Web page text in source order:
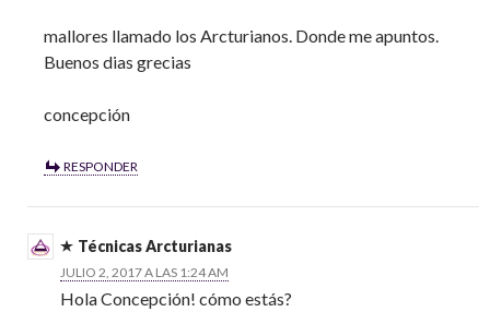
mallores llamado los Arcturianos. Donde me apuntos.
Buenos dias grecias
concepción
RESPONDER
Técnicas Arcturianas
JULIO 2, 2017 A LAS 1:24 AM
Hola Concepción! cómo estás?